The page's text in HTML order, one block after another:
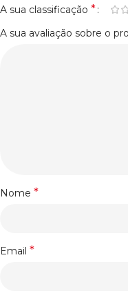
A sua classificação *
A sua avaliação sobre o
Nome *
Email *